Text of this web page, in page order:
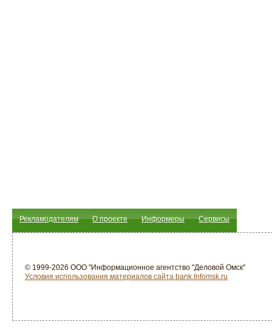
Рекламодателям О проекте Информеры Сервисы
© 1999-2026 ООО "Информационное агентство "Деловой Омск"
Условия использования материалов сайта bank.Infomsk.ru